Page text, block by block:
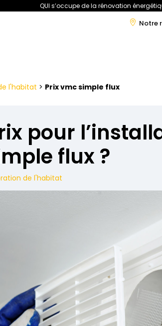
QUI s’occupe de la rénovation
Notre
Rénovation
l'habitat > Prix vmc simple flux
pour
flux ?
de l'habitat